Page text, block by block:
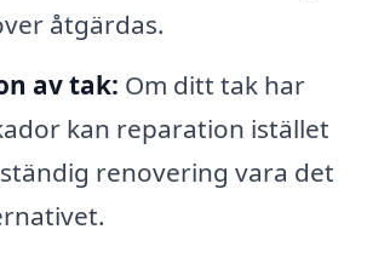
åtgärdas.
av tak: Om ditt tak har
kan reparation istället
renovering vara det